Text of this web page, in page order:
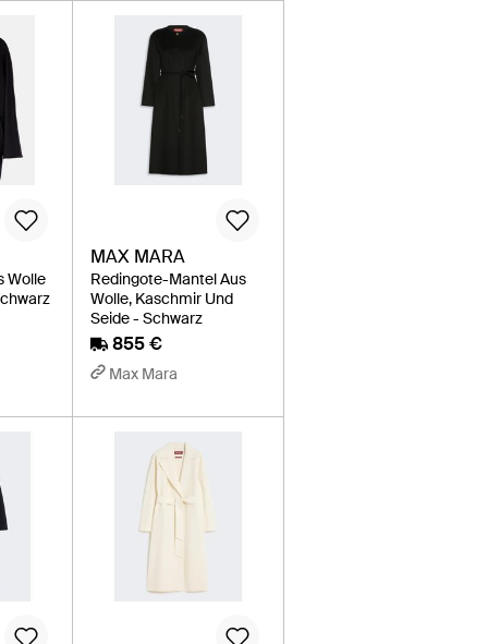
Wolle
MAX MARA
Redingote-Mantel Aus
Wolle, Kaschmir Und
Seide - Schwarz
855 €
Max Mara